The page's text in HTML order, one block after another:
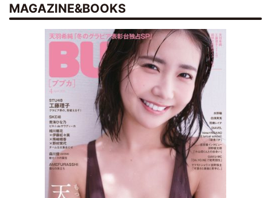
MAGAZINE&BOOKS